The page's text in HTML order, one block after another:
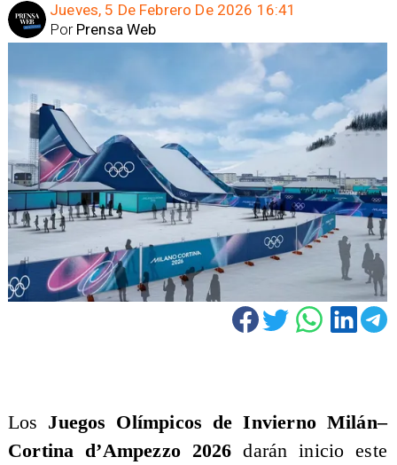
Jueves, 5 De Febrero De 2026 16:41
Prensa Web
Por
Los Juegos Olímpicos de Invierno Milán–
Cortina d’Ampezzo 2026 darán inicio este